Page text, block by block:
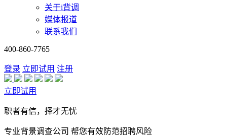
关于i背调
媒体报道
联系我们
400-860-7765
登录 立即试用 注册
立即试用
职者有信，择才无忧
专业背景调查公司 帮您有效防范招聘风险